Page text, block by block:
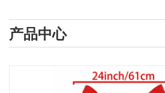
产品中心